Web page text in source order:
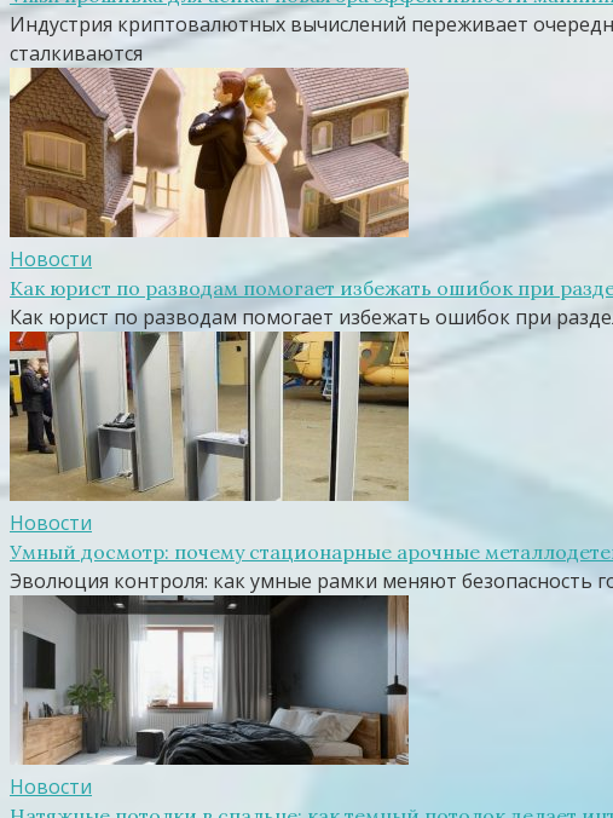
Индустрия криптовалютных вычислений переживает
сталкиваются
Новости
Как юрист по разводам помогает избежать ошибок при
Как юрист по разводам помогает избежать ошибок при
Новости
Умный досмотр: почему стационарные арочные
Эволюция контроля: как умные рамки меняют безопасность
Новости